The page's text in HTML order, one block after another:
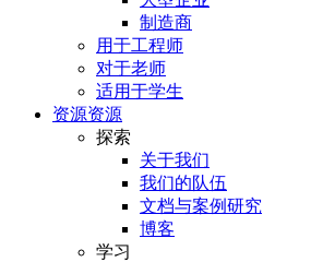
制造商
用于工程师
对于老师
适用于学生
资源资源
探索
关于我们
我们的队伍
文档与案例研究
博客
学习